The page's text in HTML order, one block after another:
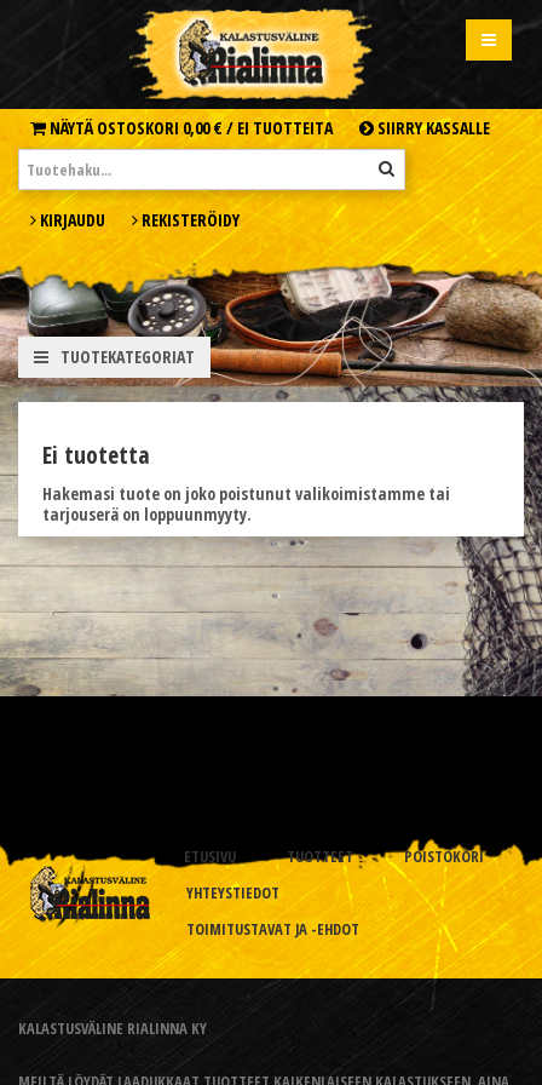
NÄYTÄ OSTOSKORI 0,00 € / EI TUOTTEITA SIIRRY KASSALLE
KIRJAUDU REKISTERÖIDY
TUOTEKATEGORIAT
Ei tuotetta
Hakemasi tuote on joko poistunut valikoimistamme tai
tarjouserä on loppuunmyyty.
ETUSIVU TUOTTEET
POISTOKORI
YHTEYSTIEDOT
TOIMITUSTAVAT JA -EHDOT
KALASTUSVÄLINE RIALINNA KY